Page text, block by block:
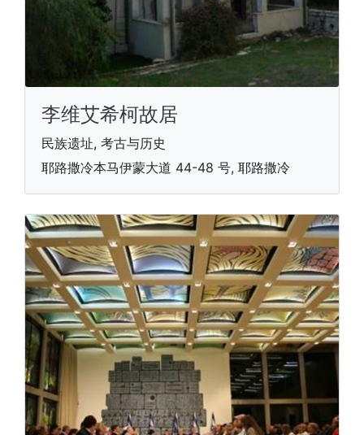
李维艾希柯故居
民族遗址, 考古与历史
耶路撒冷本马伊蒙大道 44-48 号, 耶路撒冷